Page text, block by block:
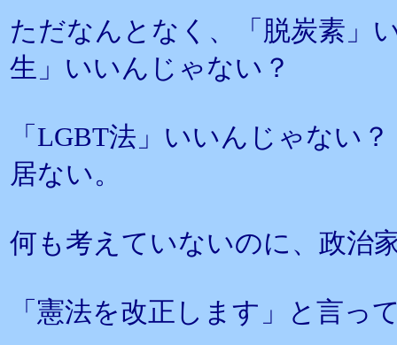
ただなんとなく、「脱炭素
生」いいんじゃない？
「LGBT法」いいんじゃない
居ない。
何も考えていないのに、政治
「憲法を改正します」と言っ